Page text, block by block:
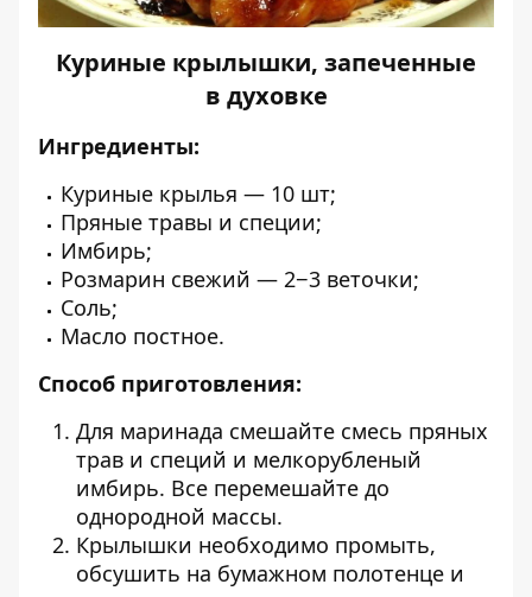
Куриные крылышки, запеченные
в духовке
Ингредиенты:
Куриные крылья — 10 шт;
Пряные травы и специи;
Имбирь;
Розмарин свежий — 2−3 веточки;
Соль;
Масло постное.
Способ приготовления:
Для маринада смешайте смесь пряных
трав и специй и мелкорубленый
имбирь. Все перемешайте до
однородной массы.
Крылышки необходимо промыть,
обсушить на бумажном полотенце и